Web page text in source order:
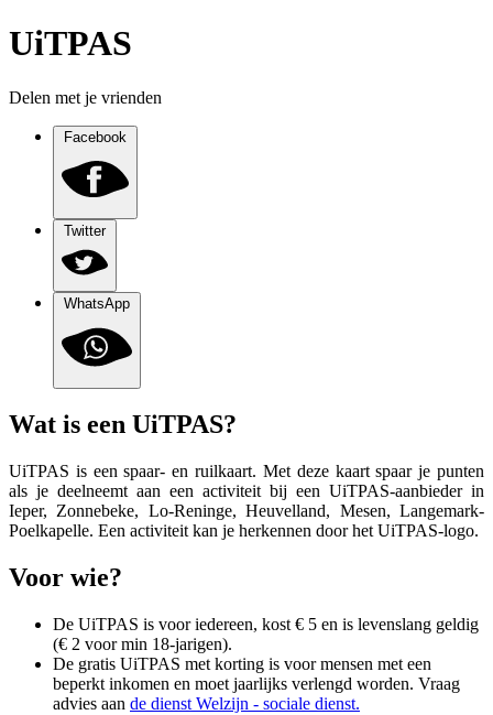
UiTPAS
Delen met je vrienden
Facebook
Twitter
WhatsApp
Wat is een UiTPAS?
UiTPAS is een spaar- en ruilkaart. Met deze kaart spaar je punten
als je deelneemt aan een activiteit bij een UiTPAS-aanbieder in
Ieper, Zonnebeke, Lo-Reninge, Heuvelland, Mesen, Langemark-
Poelkapelle. Een activiteit kan je herkennen door het UiTPAS-logo.
Voor wie?
De UiTPAS is voor iedereen, kost € 5 en is levenslang geldig
(€ 2 voor min 18-jarigen).
De gratis UiTPAS met korting is voor mensen met een
beperkt inkomen en moet jaarlijks verlengd worden. Vraag
advies aan de dienst Welzijn - sociale dienst.